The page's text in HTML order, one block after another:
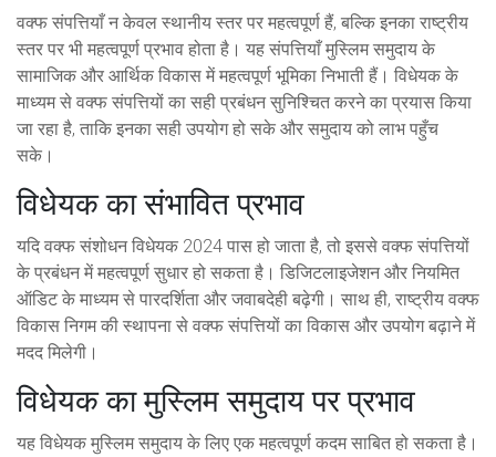
वक्फ संपत्तियाँ न केवल स्थानीय स्तर पर महत्वपूर्ण हैं, बल्कि इनका राष्ट्रीय
स्तर पर भी महत्वपूर्ण प्रभाव होता है। यह संपत्तियाँ मुस्लिम समुदाय के
सामाजिक और आर्थिक विकास में महत्वपूर्ण भूमिका निभाती हैं। विधेयक के
माध्यम से वक्फ संपत्तियों का सही प्रबंधन सुनिश्चित करने का प्रयास किया
जा रहा है, ताकि इनका सही उपयोग हो सके और समुदाय को लाभ पहुँच
सके।
विधेयक का संभावित प्रभाव
यदि वक्फ संशोधन विधेयक 2024 पास हो जाता है, तो इससे वक्फ संपत्तियों
के प्रबंधन में महत्वपूर्ण सुधार हो सकता है। डिजिटलाइजेशन और नियमित
ऑडिट के माध्यम से पारदर्शिता और जवाबदेही बढ़ेगी। साथ ही, राष्ट्रीय वक्फ
विकास निगम की स्थापना से वक्फ संपत्तियों का विकास और उपयोग बढ़ाने में
मदद मिलेगी।
विधेयक का मुस्लिम समुदाय पर प्रभाव
यह विधेयक मुस्लिम समुदाय के लिए एक महत्वपूर्ण कदम साबित हो सकता है।